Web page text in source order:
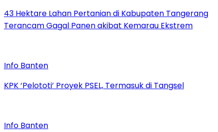
43 Hektare Lahan Pertanian di Kabupaten Tangerang
Terancam Gagal Panen akibat Kemarau Ekstrem
Info Banten
KPK ‘Pelototi’ Proyek PSEL, Termasuk di Tangsel
Info Banten